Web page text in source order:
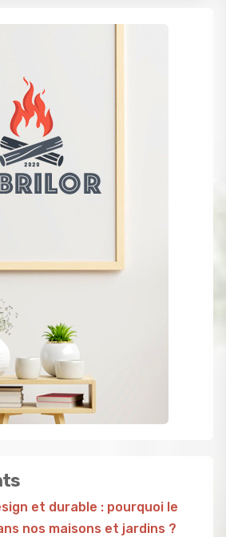
et durable : pourquoi le
nos maisons et jardins ?